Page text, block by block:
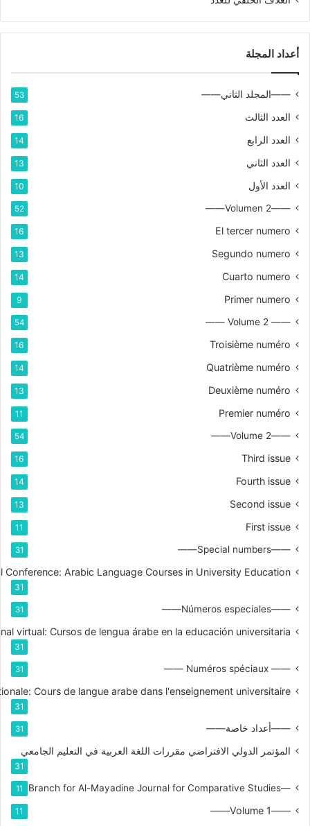
أعداد المجلة
——المجلد الثاني—— 53
العدد الثالث 16
العدد الرابع 14
العدد الثاني 13
العدد الأول 10
——Volumen 2——
52
El tercer numero
16
Segundo numero
13
Cuarto numero
14
Primer numero
9
—— Volume 2 ——
54
Troisième numéro
16
Quatrième numéro
14
Deuxième numéro
13
Premier numéro
11
——Volume 2——
54
Third issue
16
Fourth issue
14
Second issue
13
First issue
11
——Special numbers——
31
Conference: Arabic Language Courses in University Education
31
——Números especiales——
31
virtual: Cursos de lengua árabe en la educación universitaria
31
—— Numéros spéciaux ——
31
Cours de langue arabe dans l'enseignement universitaire
31
——أعداد خاصة—— 31
المؤتمر الدولي الافتراضي مقررات اللغة العربية في التعليم الجامعي
31
—Branch for Al-Mayadine Journal for Comparative Studies
11
——Volume 1——
11